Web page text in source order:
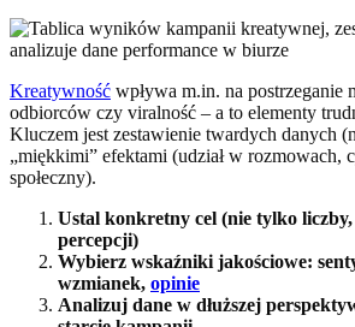
Kreatywność wpływa m.in. na postrzeganie
odbiorców czy viralność – a to elementy
Kluczem jest zestawienie twardych danych
„miękkimi” efektami (udział w rozmowach,
społeczny).
Ustal konkretny cel (nie tylko liczby,
percepcji)
Wybierz wskaźniki jakościowe:
wzmianek, opinie
Analizuj dane w dłuższej